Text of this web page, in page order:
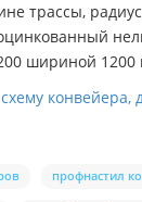
трассы,
шириной
конвейера,
профнастил